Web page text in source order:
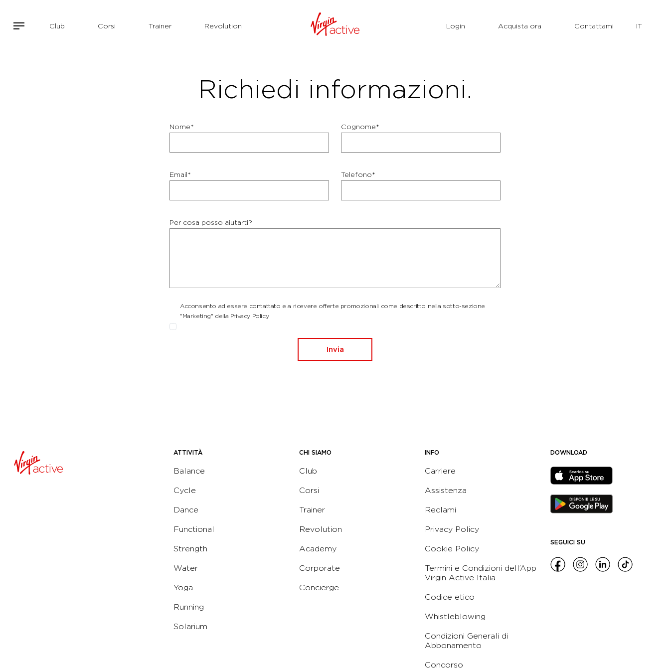
Club Corsi Trainer Revolution Login Acquista ora Contattami
Richiedi informazioni.
Nome* Cognome*
Email* Telefono*
Per cosa posso aiutarti?
Acconsento ad essere contattato e a ricevere offerte promozionali come descritto nella sotto-sezione
"Marketing" della Privacy Policy.
Invia
ATTIVITÀ
Balance
Cycle
Dance
Functional
Strength
Water
Yoga
Running
Solarium
CHI SIAMO
Club
Corsi
Trainer
Revolution
Academy
Corporate
Concierge
INFO
Carriere
Assistenza
Reclami
Privacy Policy
Cookie Policy
Termini e Condizioni dell’App
Virgin Active Italia
Codice etico
Whistleblowing
Condizioni Generali di
Abbonamento
Concorso
DOWNLOAD
SEGUICI SU